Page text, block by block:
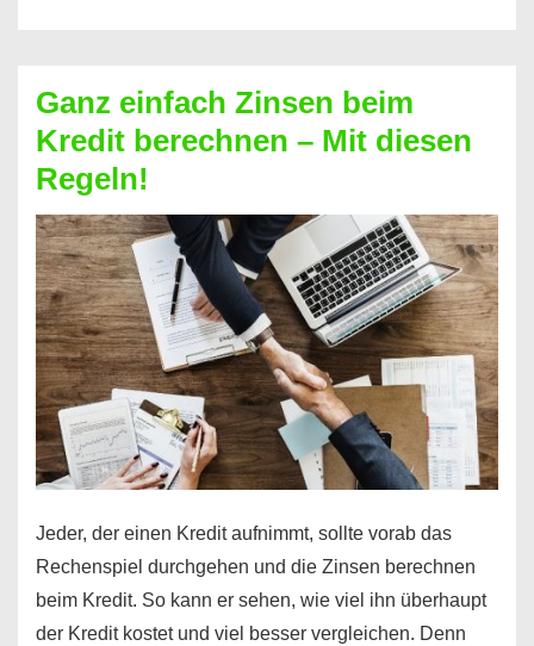
bekommen?
So
ist
es
möglich!
Ganz einfach Zinsen beim
Kredit berechnen – Mit diesen
Regeln!
Jeder, der einen Kredit aufnimmt, sollte vorab das
Rechenspiel durchgehen und die Zinsen berechnen
beim Kredit. So kann er sehen, wie viel ihn überhaupt
der Kredit kostet und viel besser vergleichen. Denn